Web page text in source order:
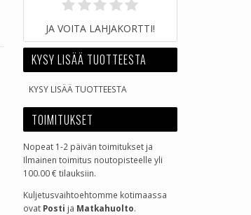
JA VOITA LAHJAKORTTI!
KYSY LISÄÄ TUOTTEESTA
KYSY LISÄÄ TUOTTEESTA
TOIMITUKSET
Nopeat 1-2 päivän toimitukset ja
Ilmainen toimitus noutopisteelle yli
100.00 € tilauksiin.
Kuljetusvaihtoehtomme kotimaassa
ovat Posti ja Matkahuolto.